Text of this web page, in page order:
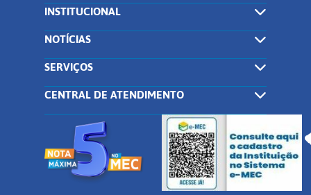
INSTITUCIONAL
NOTÍCIAS
SERVIÇOS
CENTRAL DE ATENDIMENTO